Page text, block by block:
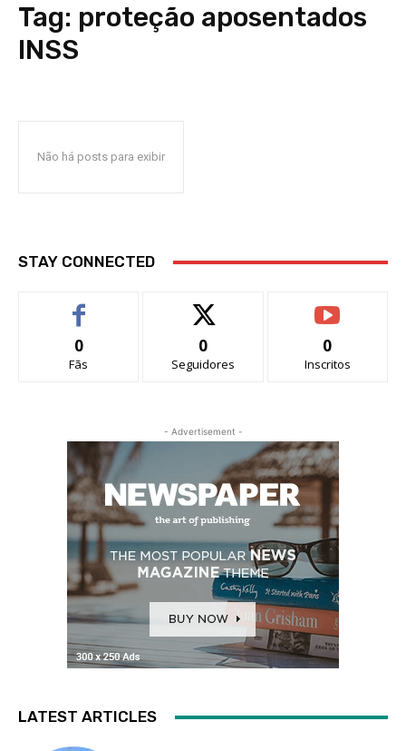
Tag: proteção aposentados
INSS
Não há posts para exibir
STAY CONNECTED
0
Fãs
0
Seguidores
0
Inscritos
- Advertisement -
LATEST ARTICLES